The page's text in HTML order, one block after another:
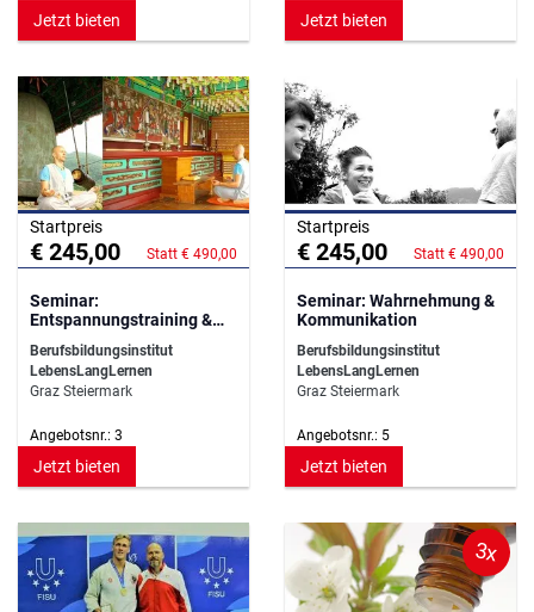
Jetzt bieten Jetzt bieten
Startpreis
€ 245,00 Statt € 490,00
Seminar:
Entspannungstraining &
Berufsbildungsinstitut
LebensLangLernen
Graz Steiermark
Angebotsnr.: 3
Jetzt bieten
Startpreis
€ 245,00 Statt € 490,00
Seminar: Wahrnehmung &
Kommunikation
Berufsbildungsinstitut
LebensLangLernen
Graz Steiermark
Angebotsnr.: 5
Jetzt bieten
3x